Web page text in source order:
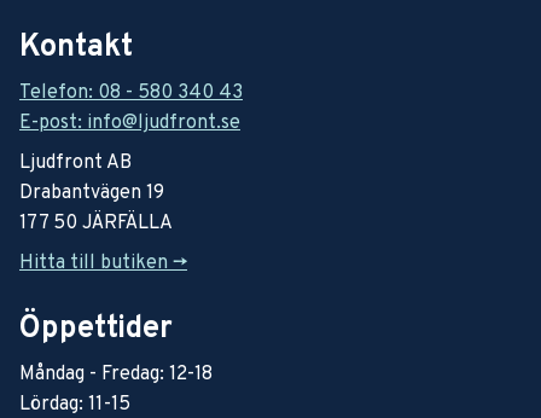
Kontakt
Telefon: 08 - 580 340 43
E-post: info@ljudfront.se
Ljudfront AB
Drabantvägen 19
177 50 JÄRFÄLLA
Hitta till butiken ->
Öppettider
Måndag - Fredag: 12-18
Lördag: 11-15